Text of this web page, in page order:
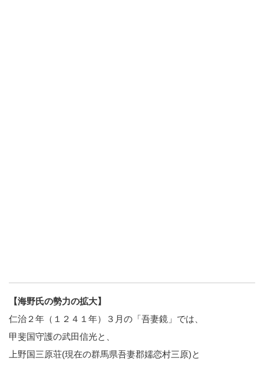
【海野氏の勢力の拡大】
仁治２年（１２４１年）３月の「吾妻鏡」では、
甲斐国守護の武田信光と、
上野国三原荘(現在の群馬県吾妻郡嬬恋村三原)と